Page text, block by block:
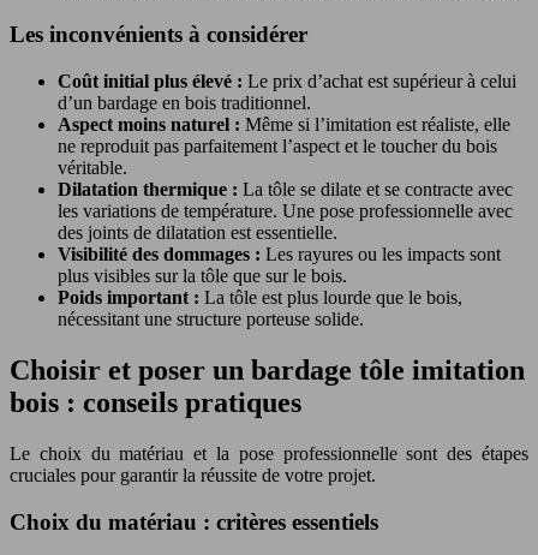
Les inconvénients à considérer
Coût initial plus élevé : Le prix d’achat est supérieur à celui
d’un bardage en bois traditionnel.
Aspect moins naturel : Même si l’imitation est réaliste, elle
ne reproduit pas parfaitement l’aspect et le toucher du bois
véritable.
Dilatation thermique : La tôle se dilate et se contracte avec
les variations de température. Une pose professionnelle avec
des joints de dilatation est essentielle.
Visibilité des dommages : Les rayures ou les impacts sont
plus visibles sur la tôle que sur le bois.
Poids important : La tôle est plus lourde que le bois,
nécessitant une structure porteuse solide.
Choisir et poser un bardage tôle imitation
bois : conseils pratiques
Le choix du matériau et la pose professionnelle sont des étapes
cruciales pour garantir la réussite de votre projet.
Choix du matériau : critères essentiels